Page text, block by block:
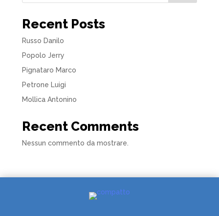
Recent Posts
Russo Danilo
Popolo Jerry
Pignataro Marco
Petrone Luigi
Mollica Antonino
Recent Comments
Nessun commento da mostrare.